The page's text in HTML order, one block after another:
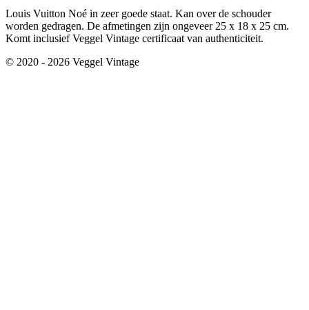
Louis Vuitton Noé in zeer goede staat. Kan over de schouder
worden gedragen. De afmetingen zijn ongeveer 25 x 18 x 25 cm.
Komt inclusief Veggel Vintage certificaat van authenticiteit.
© 2020 - 2026 Veggel Vintage